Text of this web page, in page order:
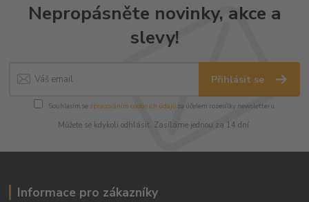
Nepropásněte novinky, akce a
slevy!
Přihlásit se
Souhlasím se zpracováním osobních údajůza účelem rozesílky newsletteru.
Můžete se kdykoli odhlásit. Zasíláme jednou za 14 dní.
Informace pro zákazníky